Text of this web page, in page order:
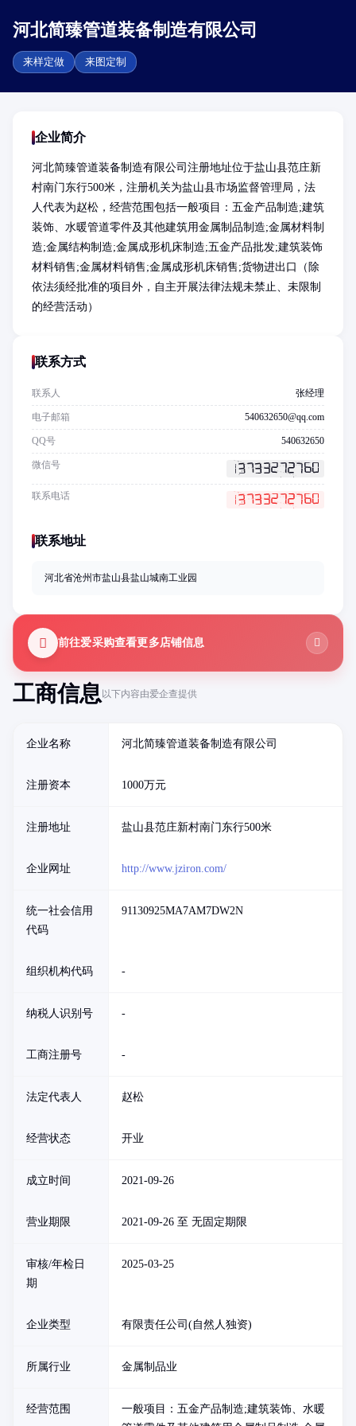
河北简臻管道装备制造有限公司
来样定做 来图定制
工商信息以下内容由爱企查提供
企业名称 河北简臻管道装备制造有限公司
注册资本 1000万元
注册地址 盐山县范庄新村南门东行500米
企业网址 http://www.jziron.com/
统一社会信用
代码
91130925MA7AM7DW2N
组织机构代码 -
纳税人识别号 -
工商注册号 -
法定代表人 赵松
经营状态 开业
成立时间 2021-09-26
营业期限 2021-09-26 至 无固定期限
审核/年检日
期
2025-03-25
企业类型 有限责任公司(自然人独资)
所属行业 金属制品业
经营范围
一般项目：五金产品制造;建筑装饰、水暖
企业简介
河北简臻管道装备制造有限公司注册地址位于盐山县范庄新
村南门东行500米，注册机关为盐山县市场监督管理局，法
人代表为赵松，经营范围包括一般项目：五金产品制造;建筑
装饰、水暖管道零件及其他建筑用金属制品制造;金属材料制
造;金属结构制造;金属成形机床制造;五金产品批发;建筑装饰
材料销售;金属材料销售;金属成形机床销售;货物进出口（除
依法须经批准的项目外，自主开展法律法规未禁止、未限制
的经营活动）
联系方式
联系人 张经理
电子邮箱 540632650@qq.com
QQ号 540632650
微信号
联系电话
联系地址
河北省沧州市盐山县盐山城南工业园
前往爱采购查看更多店铺信息